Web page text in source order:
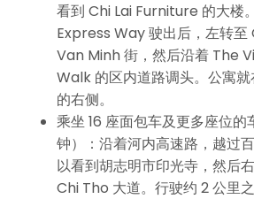
看到 Chi Lai Furniture 的大楼
Express Way 驶出后，左转至
Van Minh 街，然后沿着 The
Walk 的区内道路调头。公寓
的右侧。
乘坐 16 座面包车及更多座位的
钟）：沿着河内高速路，越过
以看到胡志明市印光寺，然后
Chi Tho 大道。行驶约 2 公里